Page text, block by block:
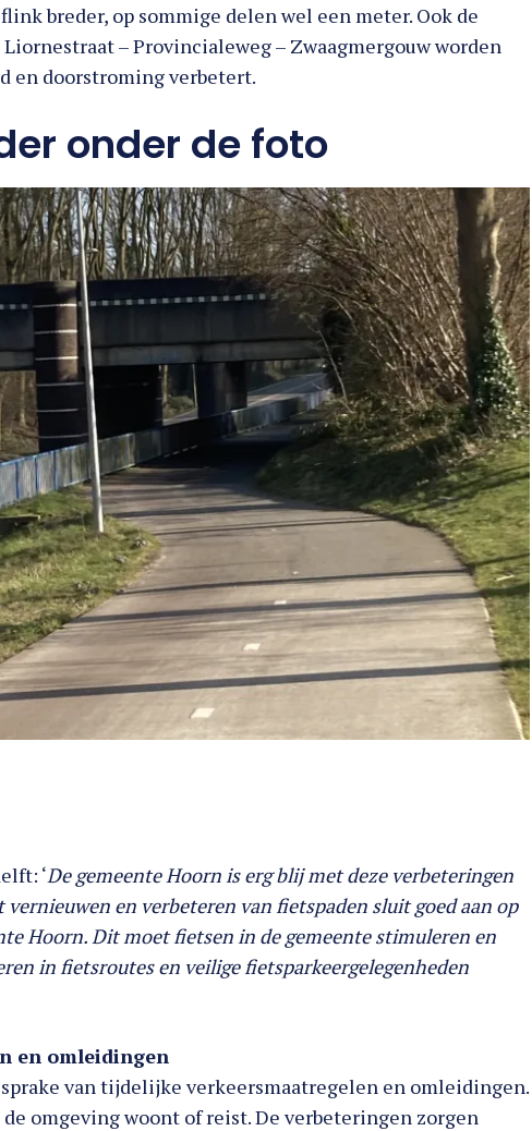
breder, op sommige delen wel een meter. Ook de
– Provincialeweg – Zwaagmergouw worden
en doorstroming verbetert.
onder de foto
‘De gemeente Hoorn is erg blij met deze verbeteringen
en verbeteren van fietspaden sluit goed aan op
Hoorn. Dit moet fietsen in de gemeente stimuleren en
in fietsroutes en veilige fietsparkeergelegenheden
en omleidingen
van tijdelijke verkeersmaatregelen en omleidingen.
omgeving woont of reist. De verbeteringen zorgen